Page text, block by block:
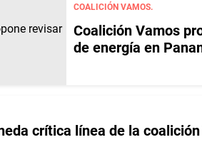
COALICIÓN VAMOS.
Coalición Vamos
de energía en
crítica línea de la